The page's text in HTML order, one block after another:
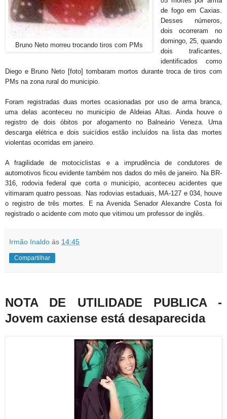
Bruno Neto morreu trocando tiros com PMs
de fogo em Caxias.
Desses números,
dois ocorreram no
domingo, 25, quando
dois traficantes,
identificados como
Diego e Bruno Neto [foto] tombaram mortos durante troca de tiros com
PMs na zona rural do municipio.
Foram registradas duas mortes ocasionadas por uso de arma branca,
uma delas aconteceu no municipio de Aldeias Altas. Ainda houve o
registro de dois óbitos por afogamento no Balneário Veneza. Uma
descarga elétrica e dois suicídios estão incluídos na lista das mortes
violentas ocorridas em janeiro.
A fragilidade de motociclistas e a imprudência de condutores de
automotivos ficou evidente também nos dados do mês de janeiro. Na BR-
316, rodovia federal que corta o municipio, aconteceu acidentes que
vitimaram quatro pessoas. Nas rodovias estaduais, MA-127 e 034, houve
o registro de três mortes. E na Avenida Senador Alexandre Costa foi
registrado o acidente com moto que vitimou um professor de inglês.
Irmão Inaldo às 14:45
Compartilhar
NOTA DE UTILIDADE PUBLICA -
Jovem caxiense está desaparecida